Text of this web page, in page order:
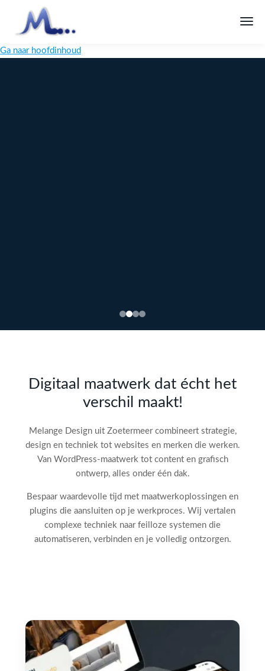
Ga naar hoofdinhoud
de SEO-
audit
Digitaal maatwerk dat écht het
verschil maakt!
Melange Design uit Zoetermeer combineert strategie,
design en techniek tot websites en merken die werken.
Van WordPress-maatwerk tot content en grafisch
ontwerp, alles onder één dak.
Bespaar waardevolle tijd met maatwerkoplossingen en
plugins die aansluiten op je werkproces. Wij vertalen
complexe techniek naar feilloze systemen die
automatiseren, verbinden en je volledig ontzorgen.